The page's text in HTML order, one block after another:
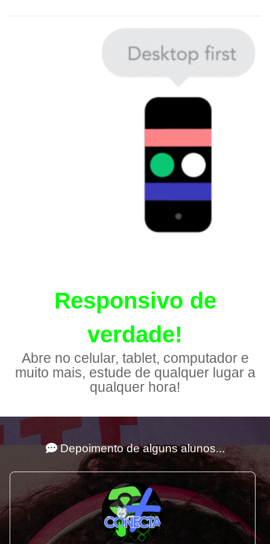
Responsivo de
verdade!
Abre no celular, tablet, computador e
muito mais, estude de qualquer lugar a
qualquer hora!
Depoimento de alguns alunos...